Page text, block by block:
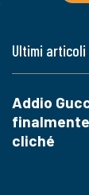
Ultimi articoli
Addio
cliché